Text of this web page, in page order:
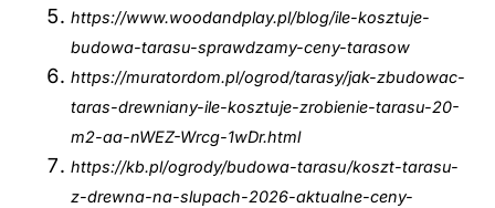
https://www.woodandplay.pl/blog/ile-kosztuje-
budowa-tarasu-sprawdzamy-ceny-tarasow
https://muratordom.pl/ogrod/tarasy/jak-zbudowac-
taras-drewniany-ile-kosztuje-zrobienie-tarasu-20-
m2-aa-nWEZ-Wrcg-1wDr.html
https://kb.pl/ogrody/budowa-tarasu/koszt-tarasu-
z-drewna-na-slupach-2026-aktualne-ceny-